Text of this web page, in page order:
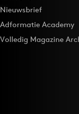
Nieuwsbrief
Adformatie Academy
Volledig Magazine